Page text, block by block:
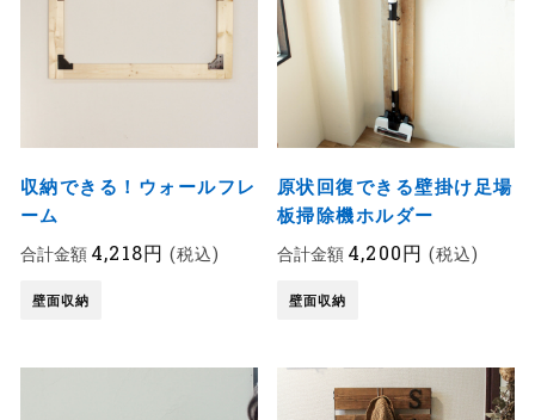
収納できる！ウォールフレ
ーム
合計金額 4,218円 (税込)
壁面収納
原状回復できる壁掛け足場
板掃除機ホルダー
合計金額 4,200円 (税込)
壁面収納